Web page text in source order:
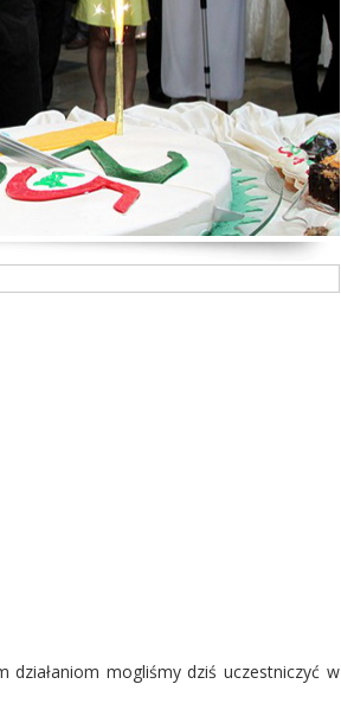
działaniom mogliśmy dziś uczestniczyć w